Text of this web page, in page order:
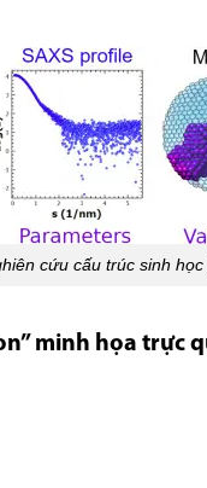
cứu cấu trúc sinh học
minh họa trực